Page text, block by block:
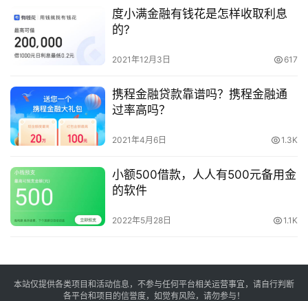
度小满金融有钱花是怎样收取利息
的?
2021年12月3日 617
携程金融贷款靠谱吗？携程金融通
过率高吗？
2021年4月6日 1.3K
小额500借款，人人有500元备用金
的软件
2022年5月28日 1.1K
本站仅提供各类项目和活动信息，不参与任何平台相关运营事宜，请自行判断
各平台和项目的信誉度，如觉有风险，请勿参与！